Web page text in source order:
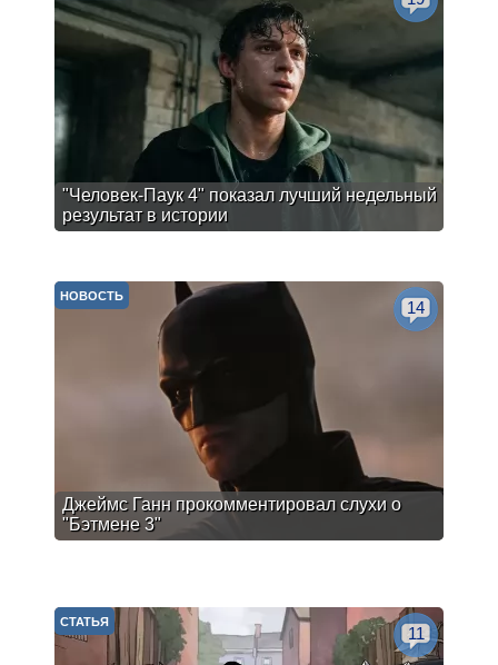
"Человек-Паук 4" показал лучший недельный
результат в истории
Джеймс Ганн прокомментировал слухи о
"Бэтмене 3"
НОВОСТЬ
14
СТАТЬЯ
11